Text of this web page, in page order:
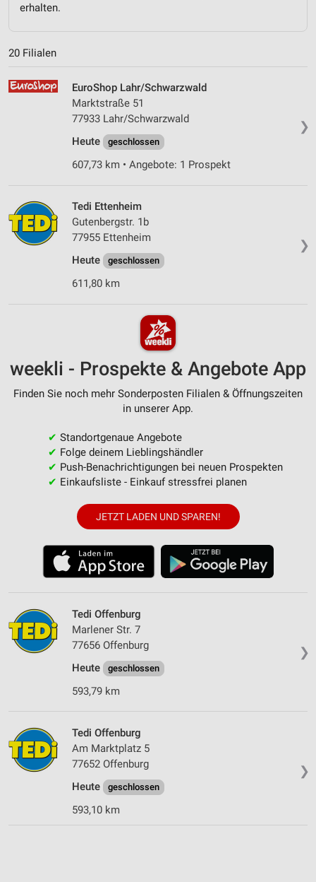
erhalten.
20 Filialen
❯
EuroShop Lahr/Schwarzwald
Marktstraße 51
77933 Lahr/Schwarzwald
Heute
geschlossen
607,73 km • Angebote: 1 Prospekt
❯
Tedi Ettenheim
Gutenbergstr. 1b
77955 Ettenheim
Heute
geschlossen
611,80 km
weekli - Prospekte & Angebote App
Finden Sie noch mehr Sonderposten Filialen & Öffnungszeiten
in unserer App.
✔ Standortgenaue Angebote
✔ Folge deinem Lieblingshändler
✔ Push-Benachrichtigungen bei neuen Prospekten
✔ Einkaufsliste - Einkauf stressfrei planen
JETZT LADEN UND SPAREN!
❯
Tedi Offenburg
Marlener Str. 7
77656 Offenburg
Heute
geschlossen
593,79 km
❯
Tedi Offenburg
Am Marktplatz 5
77652 Offenburg
Heute
geschlossen
593,10 km